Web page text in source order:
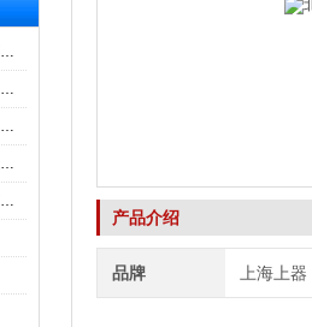
程序跳变、温度失控？可靠性环境试验箱控制系统故障处理
低温试验舱：探索不同环境下的科技边界
高低温老化箱：加速产品寿命验证的可靠伙伴
整车环境试验舱：汽车性能测试的设备
高低温环境仓：探索不同条件下的科学奥秘
产品介绍
品牌 上海上器